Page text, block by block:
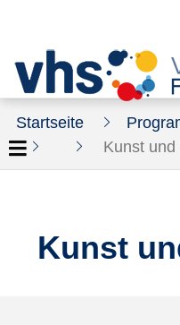
Startseite
Kunst
Kunst